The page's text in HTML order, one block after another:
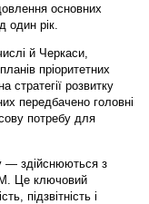
основних
один рік.
й Черкаси,
пріоритетних
стратегії розвитку
передбачено головні
потребу для
— здійснюються з
Це ключовий
підзвітність і